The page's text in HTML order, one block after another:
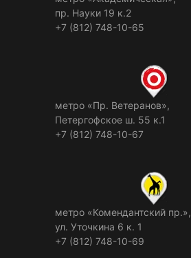
пр. Науки 19 к.2
+7 (812) 748-10-65
метро «Пр. Ветеранов»,
Петергофское ш. 55 к.1
+7 (812) 748-10-67
метро «Комендантский пр.»,
ул. Уточкина 6 к. 1
+7 (812) 748-10-69